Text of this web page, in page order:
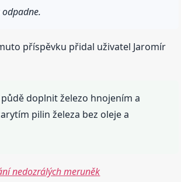
příspěvku přidal uživatel Jaromír
doplnit železo hnojením a
pilin železa bez oleje a
nedozrálých meruněk